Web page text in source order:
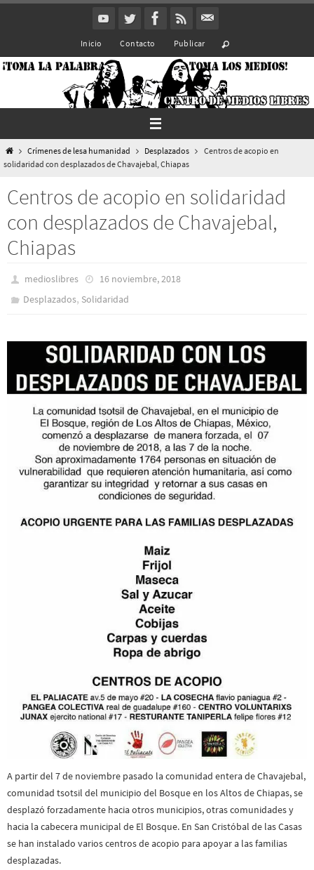
Inicio Contacto Publicar
InicioCrímenes de lesa humanidad Desplazados
Centros de acopio en
solidaridad con desplazados de Chavajebal, Chiapas
Centros de acopio en solidaridad
con desplazados de Chavajebal,
Chiapas
medioslibres
16 noviembre, 2018
Desplazados, Solidaridad
A partir del 7 de noviembre pasado la comunidad entera de Chavajebal,
comunidad tsotsil del municipio del Bosque en los Altos de Chiapas, se
desplazó forzadamente hacia otros municipios, otras comunidades y
hacia la cabecera municipal de El Bosque. En San Cristóbal de las Casas
se han instalado varios centros de acopio para apoyar a las familias
desplazadas.